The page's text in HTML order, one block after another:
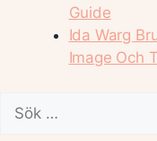
Guide
Ida Warg
Image Och
efter: